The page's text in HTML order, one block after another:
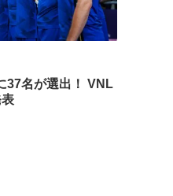
37名が選出！ VNL